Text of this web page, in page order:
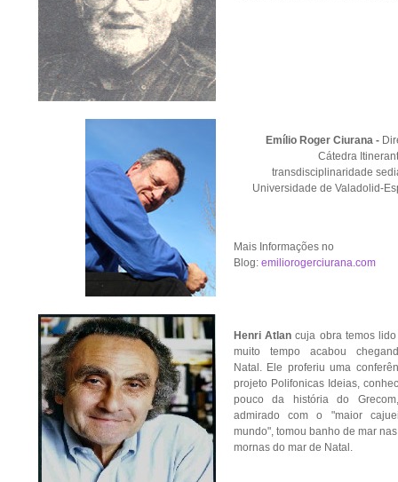
Emílio Roger Ciurana -
Cátedra
transdisciplinaridade
Universidade de Valadolid-
Mais Informações no
Blog: emiliorogerciurana.com
Henri Atlan cuja obra temos
muito tempo acabou
Natal. Ele proferiu uma
projeto Polifonicas Ideias,
pouco da história do
admirado com o "maior
mundo", tomou banho de mar
mornas do mar de Natal.